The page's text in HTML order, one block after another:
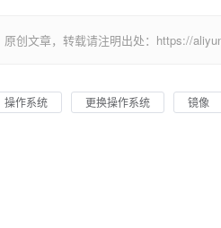
原创文章，转载请注明出处：https://
操作系统 更换操作系统 镜像